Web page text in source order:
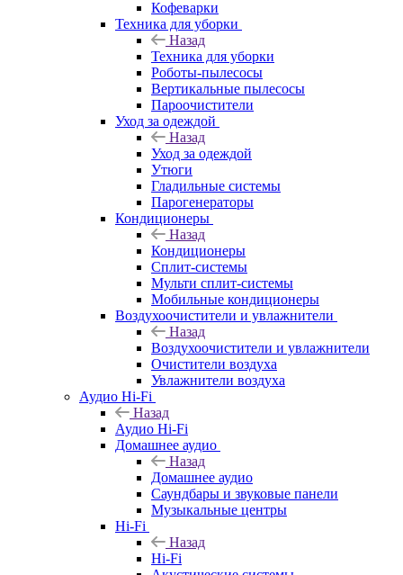
Кофеварки
Техника для уборки
Назад
Техника для уборки
Роботы-пылесосы
Вертикальные пылесосы
Пароочистители
Уход за одеждой
Назад
Уход за одеждой
Утюги
Гладильные системы
Парогенераторы
Кондиционеры
Назад
Кондиционеры
Сплит-системы
Мульти сплит-системы
Мобильные кондиционеры
Воздухоочистители и увлажнители
Назад
Воздухоочистители и увлажнители
Очистители воздуха
Увлажнители воздуха
Аудио Hi-Fi
Назад
Аудио Hi-Fi
Домашнее аудио
Назад
Домашнее аудио
Саундбары и звуковые панели
Музыкальные центры
Hi-Fi
Назад
Hi-Fi